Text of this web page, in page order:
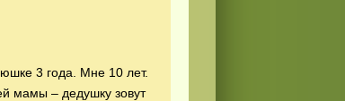
3 года. Мне 10 лет.
мамы – дедушку зовут